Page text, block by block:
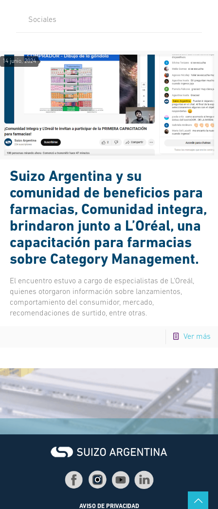
Sociales
14 junio, 2024
Suizo Argentina y su
comunidad de beneficios para
farmacias, Comunidad integra,
brindaron junto a L’Oréal, una
capacitación para farmacias
sobre Category Management.
El encuentro estuvo a cargo de especialistas de L'Oreál,
quienes otorgaron información sobre lanzamientos,
comportamiento del consumidor, mercado,
recomendaciones de surtido, entre otras.
Ver más
AVISO DE PRIVACIDAD